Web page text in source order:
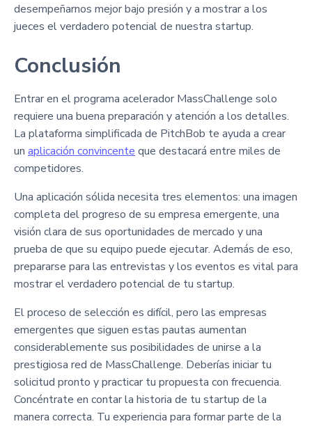
desempeñarnos mejor bajo presión y a mostrar a los
jueces el verdadero potencial de nuestra startup.
Conclusión
Entrar en el programa acelerador MassChallenge solo
requiere una buena preparación y atención a los detalles.
La plataforma simplificada de PitchBob te ayuda a crear
un aplicación convincente que destacará entre miles de
competidores.
Una aplicación sólida necesita tres elementos: una imagen
completa del progreso de su empresa emergente, una
visión clara de sus oportunidades de mercado y una
prueba de que su equipo puede ejecutar. Además de eso,
prepararse para las entrevistas y los eventos es vital para
mostrar el verdadero potencial de tu startup.
El proceso de selección es difícil, pero las empresas
emergentes que siguen estas pautas aumentan
considerablemente sus posibilidades de unirse a la
prestigiosa red de MassChallenge. Deberías iniciar tu
solicitud pronto y practicar tu propuesta con frecuencia.
Concéntrate en contar la historia de tu startup de la
manera correcta. Tu experiencia para formar parte de la